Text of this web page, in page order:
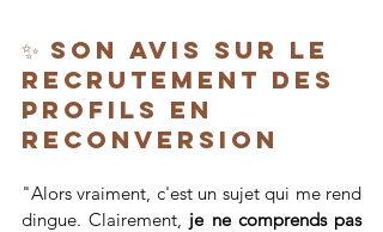
✨ Son AVIS SUR LE
RECRUTEMENT DES
PROFILS EN
RECONVERSION
"Alors vraiment, c'est un sujet qui me rend
dingue. Clairement, je ne comprends pas